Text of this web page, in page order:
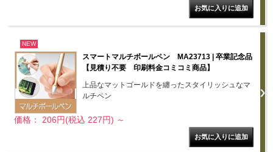
NEW
スマートマルチボールペン MA23713 | 卒業記念品
【見積り不要 印刷料金コミコミ商品】
上品なマットゴールドを纏ったスタイリッシュなマ
ルチペン
価格： 206円(税込 227円) ～